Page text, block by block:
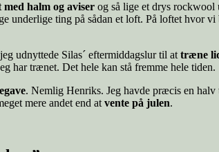
med halm og aviser og så lige et drys rockwool
underlige ting på sådan et loft. På loftet hvor
udnyttede Silas´ eftermiddagslur til at træne
har trænet. Det hele kan stå fremme hele tiden.
. Nemlig Henriks. Jeg havde præcis en
mere andet end at vente på julen.